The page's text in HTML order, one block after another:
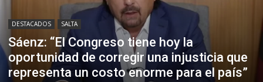
DESTACADOS SALTA
Sáenz: “El Congreso tiene hoy la
oportunidad de corregir una injusticia que
representa un costo enorme para el país”